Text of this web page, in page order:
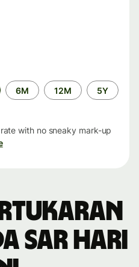
6M 12M 5Y
with no sneaky mark-up
SAR hari